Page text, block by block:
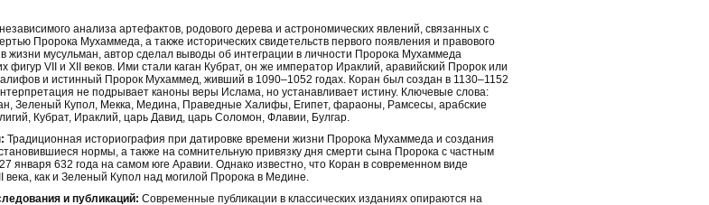
анализа артефактов, родового дерева и астрономических явлений, связанных с
Пророка Мухаммеда, а также исторических свидетельств первого появления и правового
жизни мусульман, автор сделал выводы об интеграции в личности Пророка Мухаммеда
фигур VII и XII веков. Ими стали каган Кубрат, он же император Ираклий, аравийский Пророк или
и истинный Пророк Мухаммед, живший в 1090–1052 годах. Коран был создан в 1130–1152
не подрывает каноны веры Ислама, но устанавливает истину. Ключевые слова:
Зеленый Купол, Мекка, Медина, Праведные Халифы, Египет, фараоны, Рамсесы, арабские
Кубрат, Ираклий, царь Давид, царь Соломон, Флавии, Булгар.
Традиционная историография при датировке времени жизни Пророка Мухаммеда и создания
нормы, а также на сомнительную привязку дня смерти сына Пророка с частным
января 632 года на самом юге Аравии. Однако известно, что Коран в современном виде
века, как и Зеленый Купол над могилой Пророка в Медине.
и публикаций: Современные публикации в классических изданиях опираются на